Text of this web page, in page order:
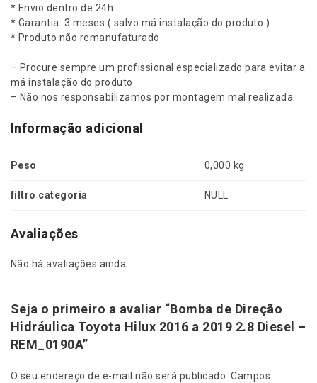
* Envio dentro de 24h
* Garantia: 3 meses ( salvo má instalação do produto )
* Produto não remanufaturado
– Procure sempre um profissional especializado para evitar a
má instalação do produto.
– Não nos responsabilizamos por montagem mal realizada.
Informação adicional
Peso 0,000 kg
filtro categoria NULL
Avaliações
Não há avaliações ainda.
Seja o primeiro a avaliar “Bomba de Direção
Hidráulica Toyota Hilux 2016 a 2019 2.8 Diesel –
REM_0190A”
O seu endereço de e-mail não será publicado. Campos